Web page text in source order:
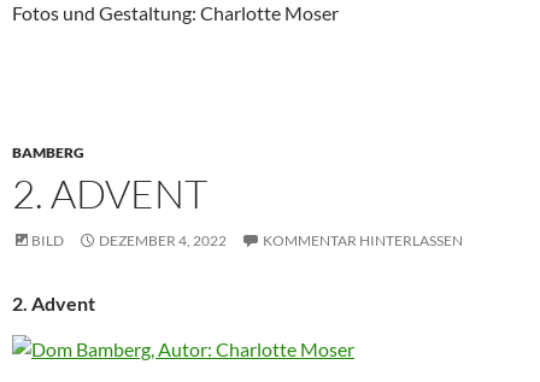
Fotos und Gestaltung: Charlotte Moser
BAMBERG
2. ADVENT
BILD DEZEMBER 4, 2022 KOMMENTAR HINTERLASSEN
2. Advent